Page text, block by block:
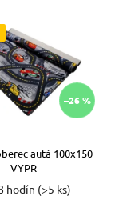
–26 %
autá 100x150
VYPR
hodín (>5 ks)